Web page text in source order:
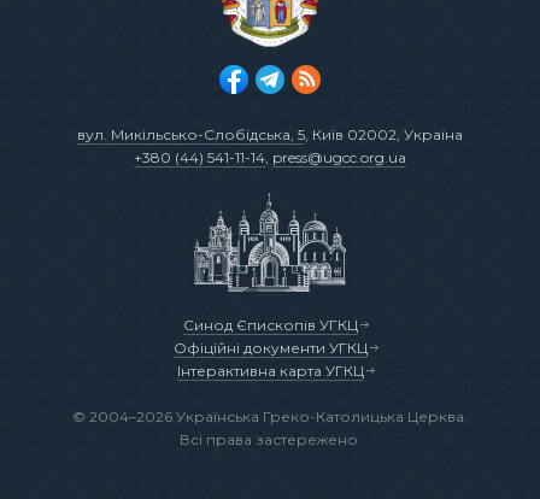
вул. Микільсько-Слобідська, 5, Київ 02002, Україна
+380 (44) 541-11-14, press@ugcc.org.ua
Синод Єпископів УГКЦ
Офіційні документи УГКЦ
Інтерактивна карта УГКЦ
© 2004–2026 Українська Греко-Католицька Церква.
Всі права застережено.